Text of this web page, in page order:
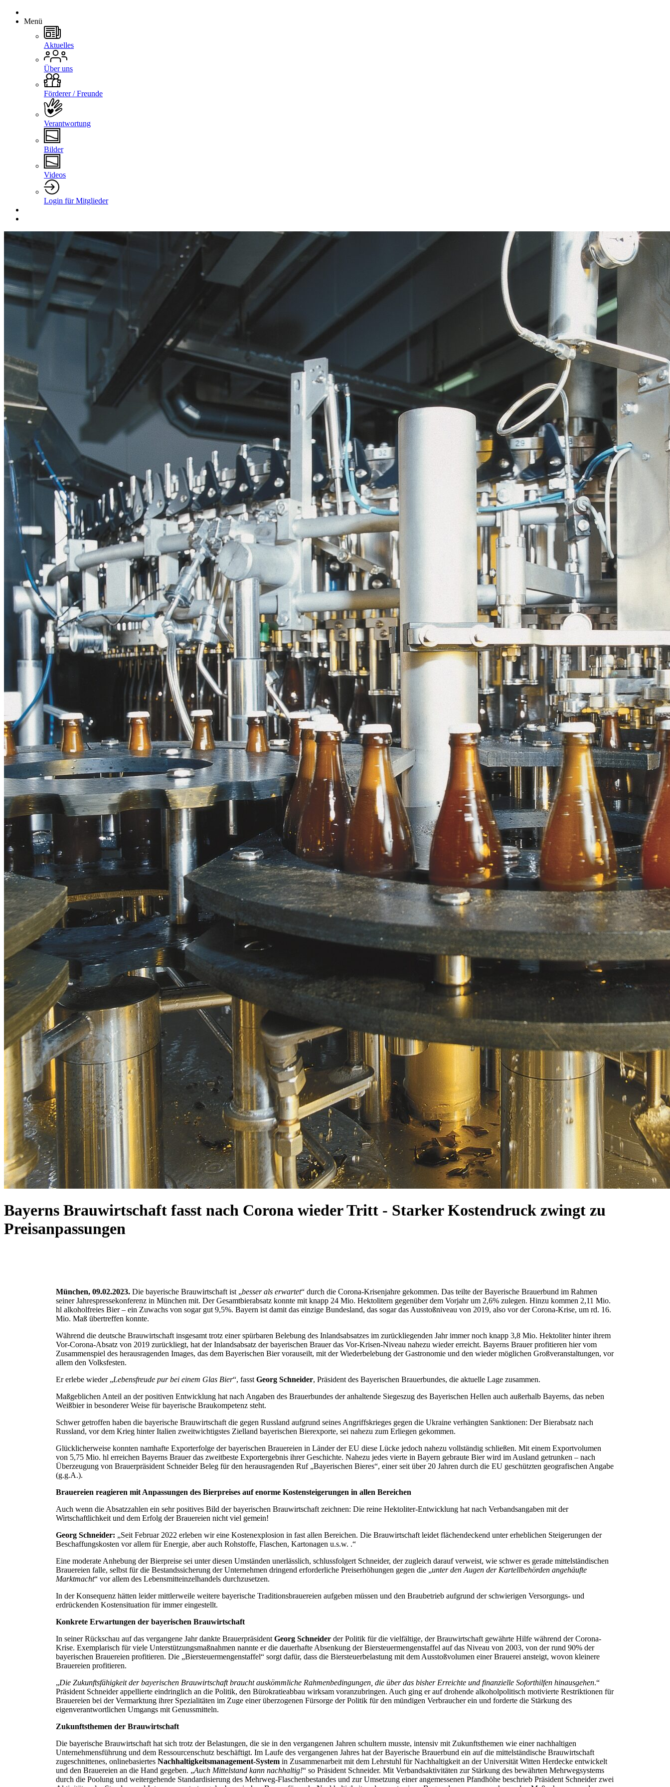
Menü
Aktuelles
Über uns
Förderer / Freunde
Verantwortung
Bilder
Videos
Login für Mitglieder
Bayerns Brauwirtschaft fasst nach Corona wieder Tritt - Starker Kostendruck zwingt zu
Preisanpassungen
München, 09.02.2023. Die bayerische Brauwirtschaft ist „besser als erwartet“ durch die Corona-Krisenjahre gekommen. Das teilte der Bayerische Brauerbund im Rahmen
seiner Jahrespressekonferenz in München mit. Der Gesamtbierabsatz konnte mit knapp 24 Mio. Hektolitern gegenüber dem Vorjahr um 2,6% zulegen. Hinzu kommen 2,11 Mio.
hl alkoholfreies Bier – ein Zuwachs von sogar gut 9,5%. Bayern ist damit das einzige Bundesland, das sogar das Ausstoßniveau von 2019, also vor der Corona-Krise, um rd. 16.
Mio. Maß übertreffen konnte.
Während die deutsche Brauwirtschaft insgesamt trotz einer spürbaren Belebung des Inlandsabsatzes im zurückliegenden Jahr immer noch knapp 3,8 Mio. Hektoliter hinter ihrem
Vor-Corona-Absatz von 2019 zurückliegt, hat der Inlandsabsatz der bayerischen Brauer das Vor-Krisen-Niveau nahezu wieder erreicht. Bayerns Brauer profitieren hier vom
Zusammenspiel des herausragenden Images, das dem Bayerischen Bier vorauseilt, mit der Wiederbelebung der Gastronomie und den wieder möglichen Großveranstaltungen, vor
allem den Volksfesten.
Er erlebe wieder „Lebensfreude pur bei einem Glas Bier“, fasst Georg Schneider, Präsident des Bayerischen Brauerbundes, die aktuelle Lage zusammen.
Maßgeblichen Anteil an der positiven Entwicklung hat nach Angaben des Brauerbundes der anhaltende Siegeszug des Bayerischen Hellen auch außerhalb Bayerns, das neben
Weißbier in besonderer Weise für bayerische Braukompetenz steht.
Schwer getroffen haben die bayerische Brauwirtschaft die gegen Russland aufgrund seines Angriffskrieges gegen die Ukraine verhängten Sanktionen: Der Bierabsatz nach
Russland, vor dem Krieg hinter Italien zweitwichtigstes Zielland bayerischen Bierexporte, sei nahezu zum Erliegen gekommen.
Glücklicherweise konnten namhafte Exporterfolge der bayerischen Brauereien in Länder der EU diese Lücke jedoch nahezu vollständig schließen. Mit einem Exportvolumen
von 5,75 Mio. hl erreichen Bayerns Brauer das zweitbeste Exportergebnis ihrer Geschichte. Nahezu jedes vierte in Bayern gebraute Bier wird im Ausland getrunken – nach
Überzeugung von Brauerpräsident Schneider Beleg für den herausragenden Ruf „Bayerischen Bieres“, einer seit über 20 Jahren durch die EU geschützten geografischen Angabe
(g.g.A.).
Brauereien reagieren mit Anpassungen des Bierpreises auf enorme Kostensteigerungen in allen Bereichen
Auch wenn die Absatzzahlen ein sehr positives Bild der bayerischen Brauwirtschaft zeichnen: Die reine Hektoliter-Entwicklung hat nach Verbandsangaben mit der
Wirtschaftlichkeit und dem Erfolg der Brauereien nicht viel gemein!
Georg Schneider: „Seit Februar 2022 erleben wir eine Kostenexplosion in fast allen Bereichen. Die Brauwirtschaft leidet flächendeckend unter erheblichen Steigerungen der
Beschaffungskosten vor allem für Energie, aber auch Rohstoffe, Flaschen, Kartonagen u.s.w. .“
Eine moderate Anhebung der Bierpreise sei unter diesen Umständen unerlässlich, schlussfolgert Schneider, der zugleich darauf verweist, wie schwer es gerade mittelständischen
Brauereien falle, selbst für die Bestandssicherung der Unternehmen dringend erforderliche Preiserhöhungen gegen die „unter den Augen der Kartellbehörden angehäufte
Marktmacht“ vor allem des Lebensmitteinzelhandels durchzusetzen.
In der Konsequenz hätten leider mittlerweile weitere bayerische Traditionsbrauereien aufgeben müssen und den Braubetrieb aufgrund der schwierigen Versorgungs- und
erdrückenden Kostensituation für immer eingestellt.
Konkrete Erwartungen der bayerischen Brauwirtschaft
In seiner Rückschau auf das vergangene Jahr dankte Brauerpräsident Georg Schneider der Politik für die vielfältige, der Brauwirtschaft gewährte Hilfe während der Corona-
Krise. Exemplarisch für viele Unterstützungsmaßnahmen nannte er die dauerhafte Absenkung der Biersteuermengenstaffel auf das Niveau von 2003, von der rund 90% der
bayerischen Brauereien profitieren. Die „Biersteuermengenstaffel“ sorgt dafür, dass die Biersteuerbelastung mit dem Ausstoßvolumen einer Brauerei ansteigt, wovon kleinere
Brauereien profitieren.
„Die Zukunftsfähigkeit der bayerischen Brauwirtschaft braucht auskömmliche Rahmenbedingungen, die über das bisher Erreichte und finanzielle Soforthilfen hinausgehen.“
Präsident Schneider appellierte eindringlich an die Politik, den Bürokratieabbau wirksam voranzubringen. Auch ging er auf drohende alkoholpolitisch motivierte Restriktionen für
Brauereien bei der Vermarktung ihrer Spezialitäten im Zuge einer überzogenen Fürsorge der Politik für den mündigen Verbraucher ein und forderte die Stärkung des
eigenverantwortlichen Umgangs mit Genussmitteln.
Zukunftsthemen der Brauwirtschaft
Die bayerische Brauwirtschaft hat sich trotz der Belastungen, die sie in den vergangenen Jahren schultern musste, intensiv mit Zukunftsthemen wie einer nachhaltigen
Unternehmensführung und dem Ressourcenschutz beschäftigt. Im Laufe des vergangenen Jahres hat der Bayerische Brauerbund ein auf die mittelständische Brauwirtschaft
zugeschnittenes, onlinebasiertes Nachhaltigkeitsmanagement-System in Zusammenarbeit mit dem Lehrstuhl für Nachhaltigkeit an der Universität Witten Herdecke entwickelt
und den Brauereien an die Hand gegeben. „Auch Mittelstand kann nachhaltig!“ so Präsident Schneider. Mit Verbandsaktivitäten zur Stärkung des bewährten Mehrwegsystems
durch die Poolung und weitergehende Standardisierung des Mehrweg-Flaschenbestandes und zur Umsetzung einer angemessenen Pfandhöhe beschrieb Präsident Schneider zwei